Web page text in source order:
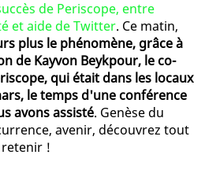
de Periscope, entre
et aide de Twitter. Ce matin,
plus le phénomène, grâce à
de Kayvon Beykpour, le co-
qui était dans les locaux
le temps d'une conférence
avons assisté. Genèse du
avenir, découvrez tout
!